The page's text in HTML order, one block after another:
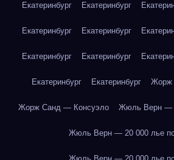
Екатеринбург Екатеринбург
Екатеринбург Екатеринбург
Екатеринбург Екатеринбург
Екатеринбург Екатеринбург Жорж
Жорж Санд — Консуэло Жюль Верн —
Жюль Верн — 20 000 лье